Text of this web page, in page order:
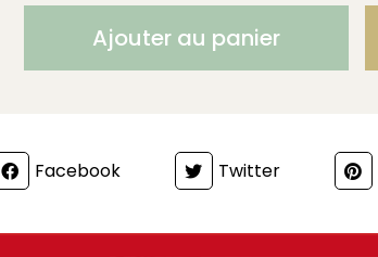
Ajouter au panier
PartagerFacebook Twitter